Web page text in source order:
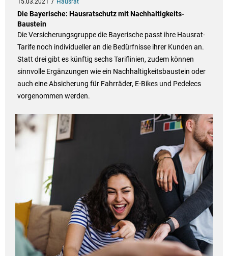
15.03.2021 Hausrat
Die Bayerische: Hausratschutz mit Nachhaltigkeits-
Baustein
Die Versicherungsgruppe die Bayerische passt ihre Hausrat-
Tarife noch individueller an die Bedürfnisse ihrer Kunden an.
Statt drei gibt es künftig sechs Tariflinien, zudem können
sinnvolle Ergänzungen wie ein Nachhaltigkeitsbaustein oder
auch eine Absicherung für Fahrräder, E-Bikes und Pedelecs
vorgenommen werden.